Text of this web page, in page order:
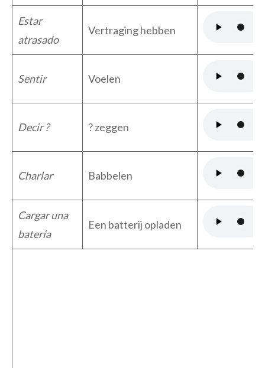
Estar
atrasado
Vertraging hebben
Sentir Voelen
Decir ? ? zeggen
Charlar Babbelen
Cargar una
batería
Een batterij opladen